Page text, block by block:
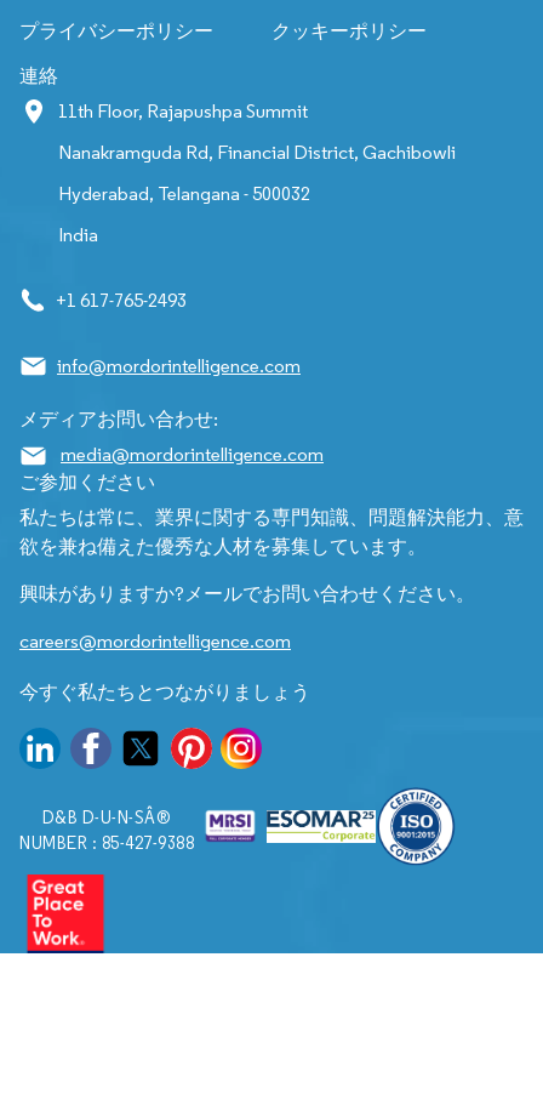
プライバシーポリシー クッキーポリシー
連絡
11th Floor, Rajapushpa Summit
Nanakramguda Rd, Financial District, Gachibowli
Hyderabad, Telangana - 500032
India
+1 617-765-2493
info@mordorintelligence.com
メディアお問い合わせ:
media@mordorintelligence.com
ご参加ください
私たちは常に、業界に関する専門知識、問題解決能力、意
欲を兼ね備えた優秀な人材を募集しています。
興味がありますか?メールでお問い合わせください。
careers@mordorintelligence.com
今すぐ私たちとつながりましょう
D&B D-U-N-SÂ®
NUMBER : 85-427-9388